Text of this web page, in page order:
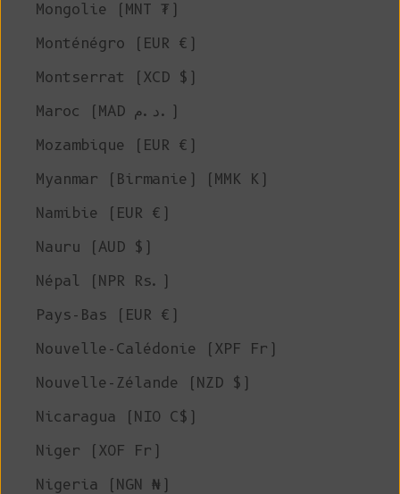
Mongolie (MNT ₮)
Monténégro (EUR €)
Montserrat (XCD $)
Maroc (MAD د.م.)
Mozambique (EUR €)
Myanmar (Birmanie) (MMK K)
Namibie (EUR €)
Nauru (AUD $)
Népal (NPR Rs.)
Pays-Bas (EUR €)
Nouvelle-Calédonie (XPF Fr)
Nouvelle-Zélande (NZD $)
Nicaragua (NIO C$)
Niger (XOF Fr)
Nigeria (NGN ₦)